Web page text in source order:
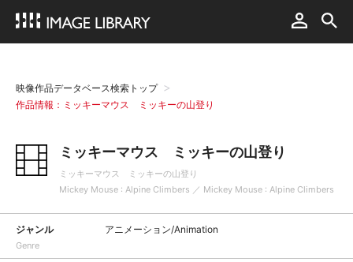
映像作品データベース検索トップ
作品情報：ミッキーマウス ミッキーの山登り
ミッキーマウス ミッキーの山登り
ミッキーマウス ミッキーの山登り
Mickey Mouse : Alpine Climbers ／ Mickey Mouse : Alpine Climbers
ジャンル
Genre
アニメーション/Animation